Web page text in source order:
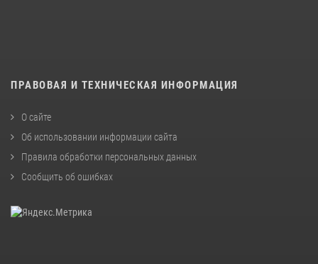
ПРАВОВАЯ И ТЕХНИЧЕСКАЯ ИНФОРМАЦИЯ
О сайте
Об использовании информации сайта
Правила обработки персональных данных
Сообщить об ошибках